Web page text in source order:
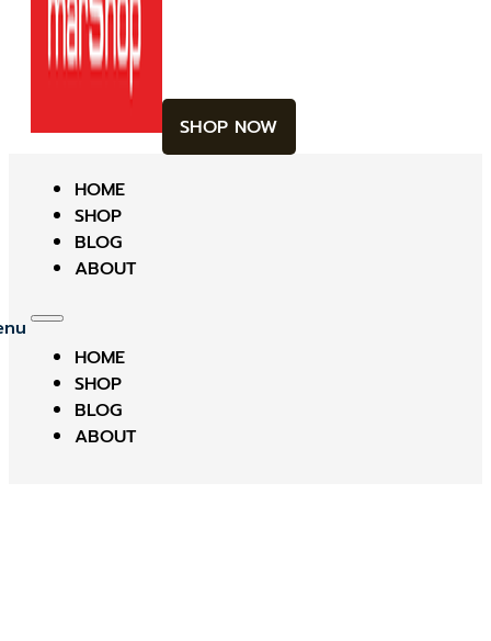
SHOP NOW
HOME
SHOP
BLOG
ABOUT
HOME
SHOP
BLOG
ABOUT